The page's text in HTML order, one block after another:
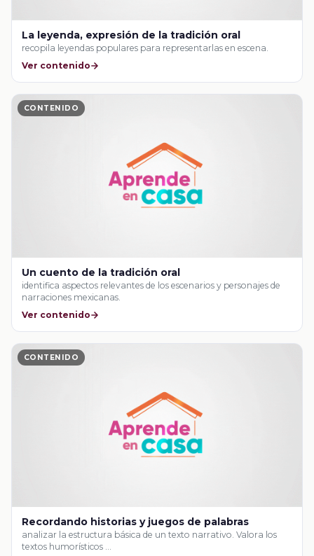
La leyenda, expresión de la tradición oral
recopila leyendas populares para representarlas en escena.
Ver contenido
CONTENIDO
Un cuento de la tradición oral
identifica aspectos relevantes de los escenarios y personajes de
narraciones mexicanas.
Ver contenido
CONTENIDO
Recordando historias y juegos de palabras
analizar la estructura básica de un texto narrativo. Valora los
textos humorísticos …